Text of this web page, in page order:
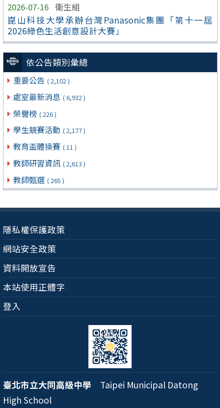
2026-07-16 衛生組
崑山科技大學承辦台灣Panasonic集團「第十一屆
2026綠色生活創意設計大賽」
依公告類別彙總
重要公告 ( 2,102 )
處室最新消息 ( 6,932 )
榮譽榜 ( 226 )
學生競賽活動 ( 2,177 )
教育盃體操賽 ( 11 )
教師研習資訊 ( 2,613 )
教師甄選 ( 265 )
隱私權保護政策
網站安全政策
資料開放宣告
本站使用正體字
登入
臺北市立大同高級中學 Taipei Municipal Datong
High School